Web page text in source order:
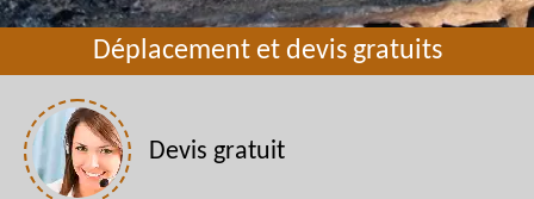
Déplacement et devis gratuits
Devis gratuit